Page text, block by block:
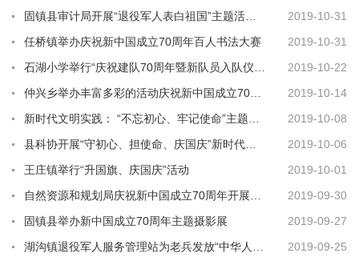
2019-10-31
固镇县审计局开展“退役军人表白祖国”主题活动题活动
2019-10-31
任桥镇举办庆祝新中国成立70周年百人书法大赛
2019-10-22
石湖小学举行“庆祝建队70周年暨新队员入队仪式”活动
2019-10-14
仲兴乡举办丰富多彩的活动庆祝新中国成立70周年
2019-10-08
新时代文明实践： “不忘初心、牢记使命”主题教育 -----城关镇庆祝中华人民共和国成立70周年
2019-10-06
县科协开展“守初心、担使命、庆国庆”新时代文明实践活动
2019-10-01
王庄镇举行“升国旗、庆国庆”活动
2019-09-30
自然资源和规划局庆祝新中国成立70周年开展系列活动
2019-09-27
固镇县举办新中国成立70周年主题摄影展
2019-09-25
湖沟镇退役军人服务管理站为老兵发放“中华人民共和国新中国成立70周年纪念章”